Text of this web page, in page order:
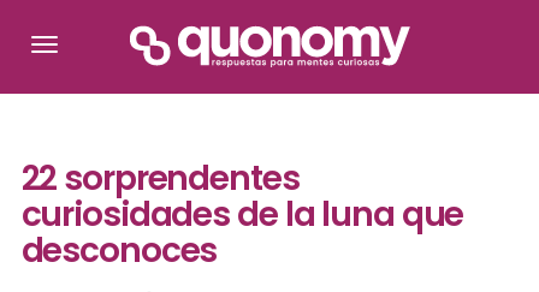
22 sorprendentes
curiosidades de la luna que
desconoces